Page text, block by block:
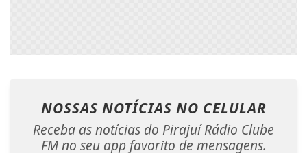
NOSSAS NOTÍCIAS NO CELULAR
Receba as notícias do Pirajuí Rádio Clube
FM no seu app favorito de mensagens.